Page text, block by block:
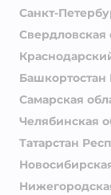
Санкт-
Свердловская
Башкортостан
Самарская
Челябинская
Татарстан